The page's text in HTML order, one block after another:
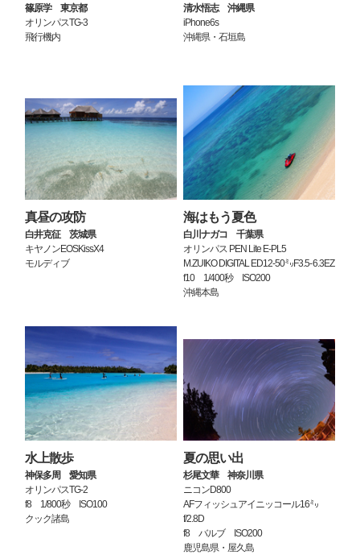
篠原学 東京都
オリンパスTG-3
飛行機内
清水悟志 沖縄県
iPhone6s
沖縄県・石垣島
真昼の攻防
白井克征 茨城県
キヤノンEOSKissX4
モルディブ
海はもう夏色
白川ナガコ 千葉県
オリンパス PEN Lite E-PL5
M.ZUIKO DIGITAL ED12-50㍉F3.5-6.3EZ
f10 1/400秒 ISO200
沖縄本島
水上散歩
神保多周 愛知県
オリンパスTG-2
f8 1/800秒 ISO100
クック諸島
夏の思い出
杉尾文華 神奈川県
ニコンD800
AFフィッシュアイニッコール16㍉
f/2.8D
f8 バルブ ISO200
鹿児島県・屋久島